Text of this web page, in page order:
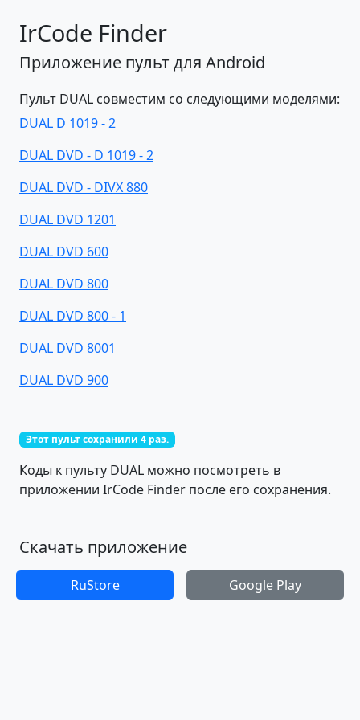
IrCode Finder
Приложение пульт для Android
Пульт DUAL совместим со следующими моделями:
DUAL D 1019 - 2
DUAL DVD - D 1019 - 2
DUAL DVD - DIVX 880
DUAL DVD 1201
DUAL DVD 600
DUAL DVD 800
DUAL DVD 800 - 1
DUAL DVD 8001
DUAL DVD 900
Этот пульт сохранили 4 раз.
Коды к пульту DUAL можно посмотреть в
приложении IrCode Finder после его сохранения.
Скачать приложение
RuStore Google Play